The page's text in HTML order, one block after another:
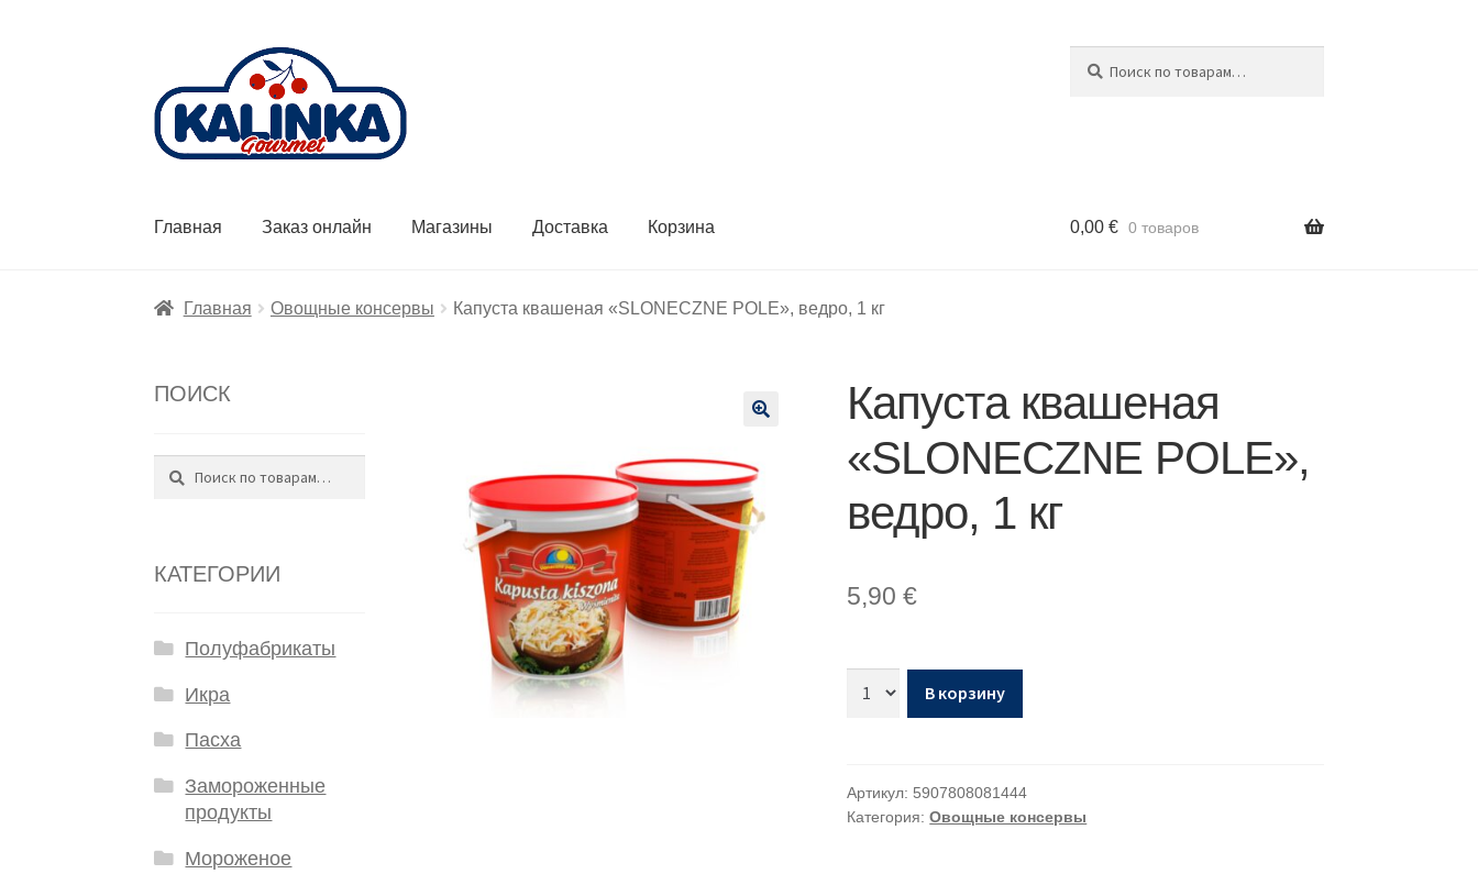
навигации
содержимому
Главная Заказ онлайн Магазины Доставка Корзина 0,00 € 0 товаров
Главная Овощные консервы Капуста квашеная «SLONECZNE POLE», ведро, 1 кг
Капуста квашеная
«SLONECZNE POLE»,
ведро, 1 кг
5,90€
В корзину
Артикул: 5907808081444
Категория:Овощные консервы
ПОИСК
Искать:
Поиск
КАТЕГОРИИ
Полуфабрикаты
Икра
Пасха
Замороженные
продукты
Мороженое